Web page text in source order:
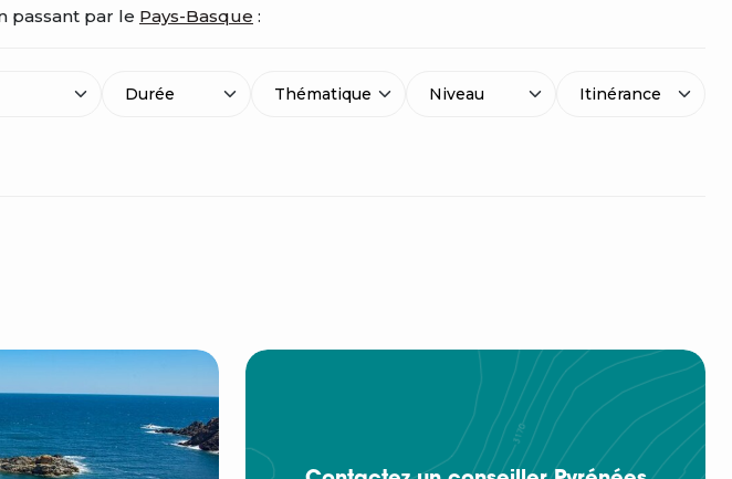
passant par le Pays-Basque :
Durée Thématique Niveau Itinérance